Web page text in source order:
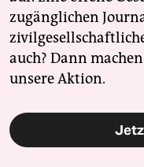
zugänglichen
auch? Dann
unsere Aktion.